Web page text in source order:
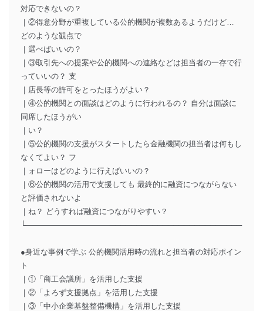
対応できないの？
｜②得意分野が重複している公的機関が複数あるようだけど…
どのような観点で
｜選べばいいの？
｜③取引先への提案や公的機関への連絡などは担当者の一存で行
っていいの？ 支
｜店長等の許可をとったほうがよい？
｜④公的機関との面談はどのように行われるの？ 自分は面談に
同席したほうがい
｜い？
｜⑤公的機関の支援がスタートしたら金融機関の担当者は何もし
なくてよい？ フ
｜ォローはどのように行えばいいの？
｜⑥公的機関の活用で支援しても 最終的に融資につながらない
と評価されないよ
｜ね？ どうすれば融資につながりやすい？
└―――――――――――─────────────────────────
●身近な事例で学ぶ 公的機関活用時の流れと担当者の対応ポイン
ト
｜①「商工会議所」を活用した支援
｜②「よろず支援拠点」を活用した支援
｜③「中小企業基盤整備機構」を活用した支援